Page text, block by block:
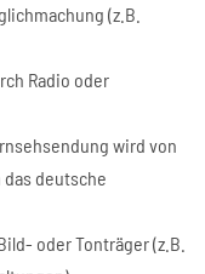
(z.B.
Radio oder
wird von
das deutsche
oder Tonträger (z.B.